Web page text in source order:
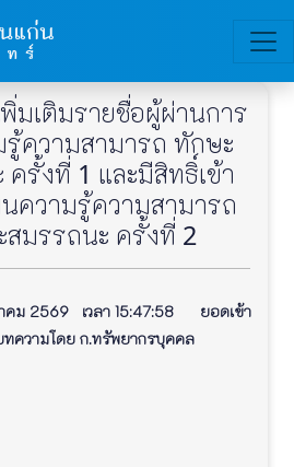
มเติมรายชื่อผู้ผ่านการ
รู้ความสามารถ ทักษะ
ครั้งที่ 1 และมีสิทธิ์เข้า
ความรู้ความสามารถ
สมรรถนะ ครั้งที่ 2
คม 2569 เวลา 15:47:58 ยอดเข้า
ความโดย ก.ทรัพยากรบุคคล